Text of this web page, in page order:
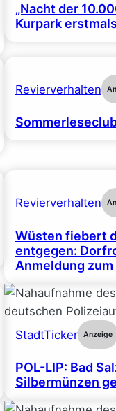
„Nacht der
Kurpark
Revierverhalten
Revierverhalten
Wüsten fiebert
entgegen:
Anmeldung
StadtTicker Anzeige
POL-LIP: Bad
Silbermünzen